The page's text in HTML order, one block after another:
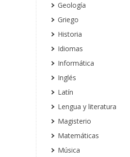
Geología
Griego
Historia
Idiomas
Informática
Inglés
Latín
Lengua y literatura
Magisterio
Matemáticas
Música